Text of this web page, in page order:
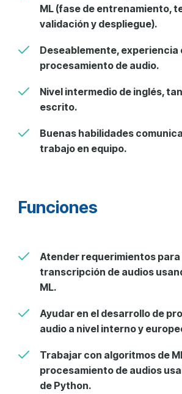
ML (fase de entrenamiento,
validación y despliegue).
Deseablemente, experiencia
procesamiento de audio.
Nivel intermedio de inglés,
escrito.
Buenas habilidades
trabajo en equipo.
Funciones
Atender requerimientos
transcripción de audios
ML.
Ayudar en el desarrollo de
audio a nivel interno y
Trabajar con algoritmos de
procesamiento de audios
de Python.